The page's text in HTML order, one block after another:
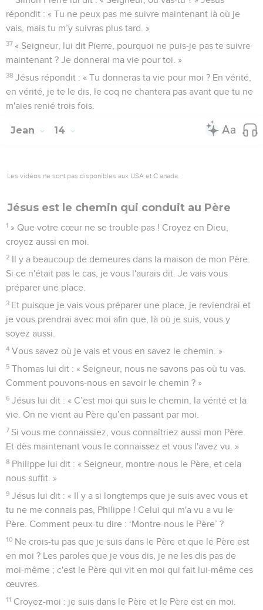
répondit : « Tu ne peux pas me suivre maintenant là où je
vais, mais tu m’y suivras plus tard. »
37 « Seigneur, lui dit Pierre, pourquoi ne puis-je pas te suivre
maintenant ? Je donnerai ma vie pour toi. »
38 Jésus répondit : « Tu donneras ta vie pour moi ? En vérité,
en vérité, je te le dis, le coq ne chantera pas avant que tu ne
m'aies renié trois fois.
Jean 14
Les vidéos ne sont pas disponibles aux USA et C anada.
Jésus est le chemin qui conduit au Père
1 » Que votre cœur ne se trouble pas ! Croyez en Dieu,
croyez aussi en moi.
2 Il y a beaucoup de demeures dans la maison de mon Père.
Si ce n'était pas le cas, je vous l'aurais dit. Je vais vous
préparer une place.
3 Et puisque je vais vous préparer une place, je reviendrai et
je vous prendrai avec moi afin que, là où je suis, vous y
soyez aussi.
4 Vous savez où je vais et vous en savez le chemin. »
5 Thomas lui dit : « Seigneur, nous ne savons pas où tu vas.
Comment pouvons-nous en savoir le chemin ? »
6 Jésus lui dit : « C’est moi qui suis le chemin, la vérité et la
vie. On ne vient au Père qu’en passant par moi.
7 Si vous me connaissiez, vous connaîtriez aussi mon Père.
Et dès maintenant vous le connaissez et vous l'avez vu. »
8 Philippe lui dit : « Seigneur, montre-nous le Père, et cela
nous suffit. »
9 Jésus lui dit : « Il y a si longtemps que je suis avec vous et
tu ne me connais pas, Philippe ! Celui qui m'a vu a vu le
Père. Comment peux-tu dire : ‘Montre-nous le Père’ ?
10 Ne crois-tu pas que je suis dans le Père et que le Père est
en moi ? Les paroles que je vous dis, je ne les dis pas de
moi-même ; c'est le Père qui vit en moi qui fait lui-même ces
œuvres.
11 Croyez-moi : je suis dans le Père et le Père est en moi.